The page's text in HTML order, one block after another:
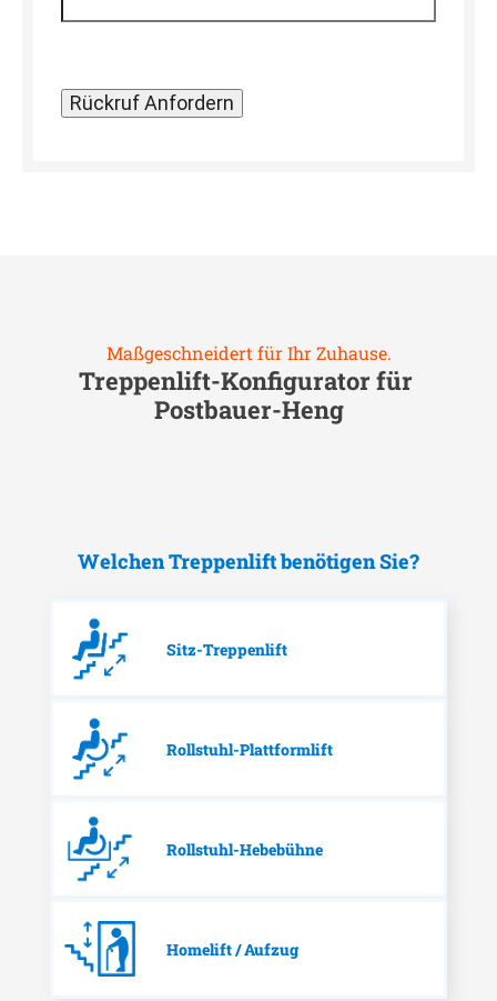
Maßgeschneidert für Ihr Zuhause.
Treppenlift-Konfigurator für
Postbauer-Heng
Welchen Treppenlift benötigen Sie?
Sitz-Treppenlift
Rollstuhl-Plattformlift
Rollstuhl-Hebebühne
Homelift / Aufzug